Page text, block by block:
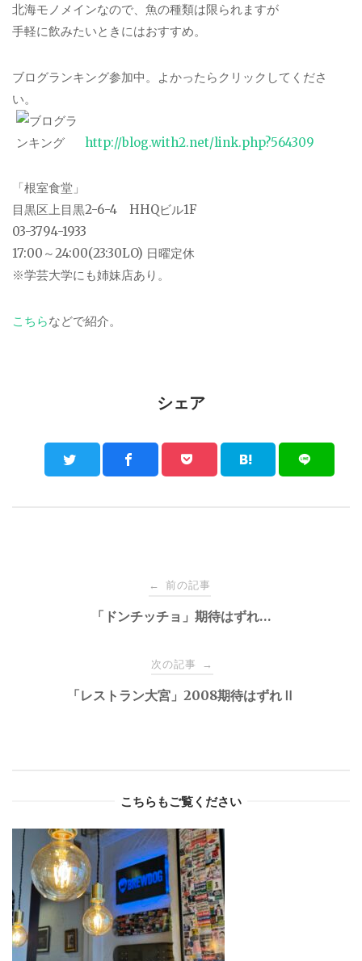
北海モノメインなので、魚の種類は限られますが
手軽に飲みたいときにはおすすめ。
ブログランキング参加中。よかったらクリックしてくださ
い。
http://blog.with2.net/link.php?564309
「根室食堂」
目黒区上目黒2-6-4 HHQビル1F
03-3794-1933
17:00～24:00(23:30LO) 日曜定休
※学芸大学にも姉妹店あり。
こちらなどで紹介。
シェア
navigation
← 前の記事
「ドンチッチョ」期待はずれ…
次の記事 →
「レストラン大宮」2008期待はずれⅡ
こちらもご覧ください